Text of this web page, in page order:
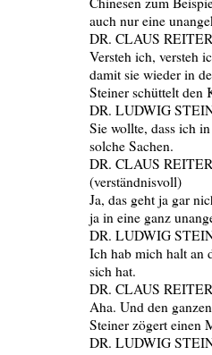
auch nur eine
DR. CLAUS REITER
Versteh ich, versteh
damit sie wieder in
Steiner schüttelt den
DR. LUDWIG
Sie wollte, dass ich
solche Sachen.
DR. CLAUS REITER
(verständnisvoll)
Ja, das geht ja gar
ja in eine ganz
DR. LUDWIG
Ich hab mich halt an
sich hat.
DR. CLAUS REITER
Aha. Und den
Steiner zögert einen
DR. LUDWIG